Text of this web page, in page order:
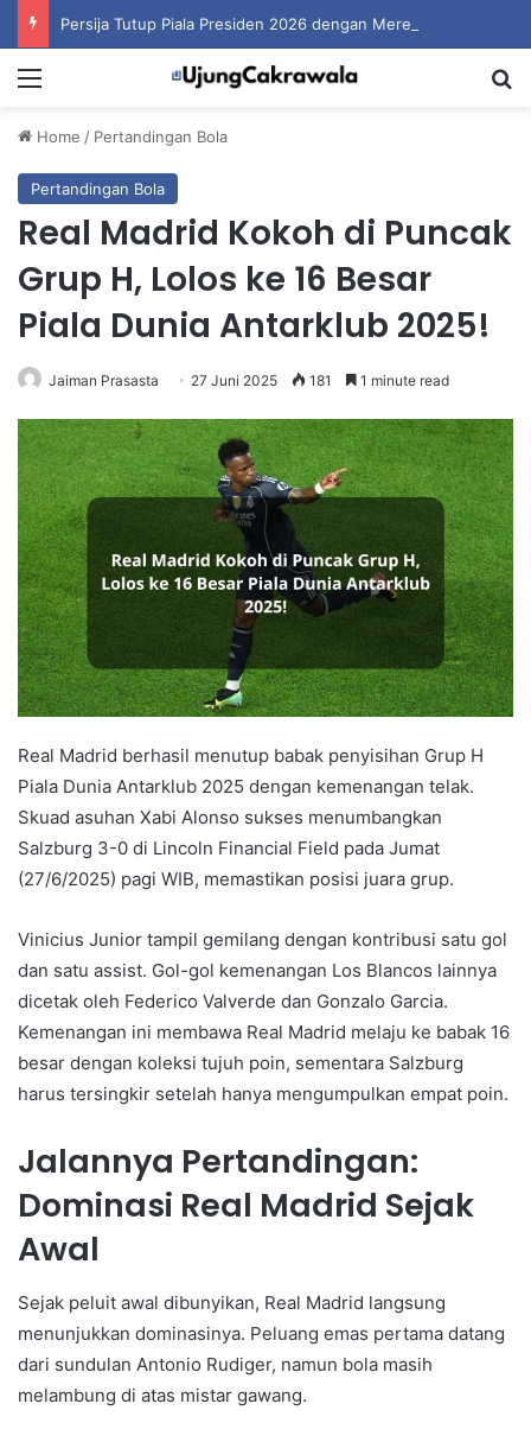
Home / Pertandingan Bola
Pertandingan Bola
Real Madrid Kokoh di Puncak
Grup H, Lolos ke 16 Besar
Piala Dunia Antarklub 2025!
Jaiman Prasasta 27 Juni 2025 181 1 minute read
Real Madrid berhasil menutup babak penyisihan Grup H
Piala Dunia Antarklub 2025 dengan kemenangan telak.
Skuad asuhan Xabi Alonso sukses menumbangkan
Salzburg 3-0 di Lincoln Financial Field pada Jumat
(27/6/2025) pagi WIB, memastikan posisi juara grup.
Vinicius Junior tampil gemilang dengan kontribusi satu gol
dan satu assist. Gol-gol kemenangan Los Blancos lainnya
dicetak oleh Federico Valverde dan Gonzalo Garcia.
Kemenangan ini membawa Real Madrid melaju ke babak 16
besar dengan koleksi tujuh poin, sementara Salzburg
harus tersingkir setelah hanya mengumpulkan empat poin.
Jalannya Pertandingan:
Dominasi Real Madrid Sejak
Awal
Sejak peluit awal dibunyikan, Real Madrid langsung
menunjukkan dominasinya. Peluang emas pertama datang
dari sundulan Antonio Rudiger, namun bola masih
melambung di atas mistar gawang.